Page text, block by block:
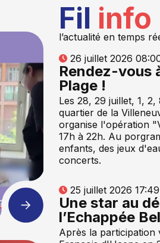
Fil info
l’actualité en temps
26 juillet 2026
Rendez-vous
Plage !
Les 28, 29 juillet, 1,
quartier de la
organise l'opération
17h à 22h. Au
enfants, des jeux
concerts.
25 juillet 2026 17:49
Une star au
l’Echappée
Après la participation